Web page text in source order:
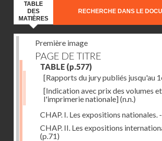
TABLE
DES
MATIÈRES
RECHERCHE DANS LE
Première image
PAGE DE TITRE
TABLE (p.577)
[Rapports du jury publiés jusqu'au
[Indication avec prix des volumes
l'imprimerie nationale](n.n.)
CHAP. I. Les expositions
CHAP. II. Les expositions
(p.71)